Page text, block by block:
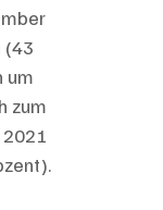
(43
um
zum